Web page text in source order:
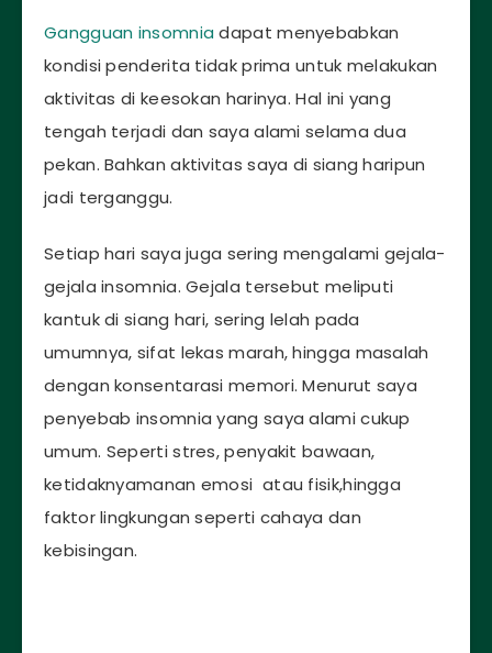
Gangguan insomnia dapat menyebabkan
kondisi penderita tidak prima untuk melakukan
aktivitas di keesokan harinya. Hal ini yang
tengah terjadi dan saya alami selama dua
pekan. Bahkan aktivitas saya di siang haripun
jadi terganggu.
Setiap hari saya juga sering mengalami gejala-
gejala insomnia. Gejala tersebut meliputi
kantuk di siang hari, sering lelah pada
umumnya, sifat lekas marah, hingga masalah
dengan konsentarasi memori. Menurut saya
penyebab insomnia yang saya alami cukup
umum. Seperti stres, penyakit bawaan,
ketidaknyamanan emosi atau fisik,hingga
faktor lingkungan seperti cahaya dan
kebisingan.